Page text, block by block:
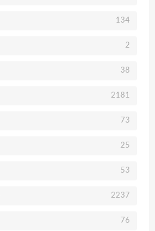
134
2
38
2181
73
25
53
2237
76